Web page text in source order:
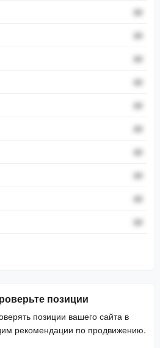
##
##
##
##
##
##
##
##
##
##
позиции
позиции вашего сайта в
рекомендации по продвижению.